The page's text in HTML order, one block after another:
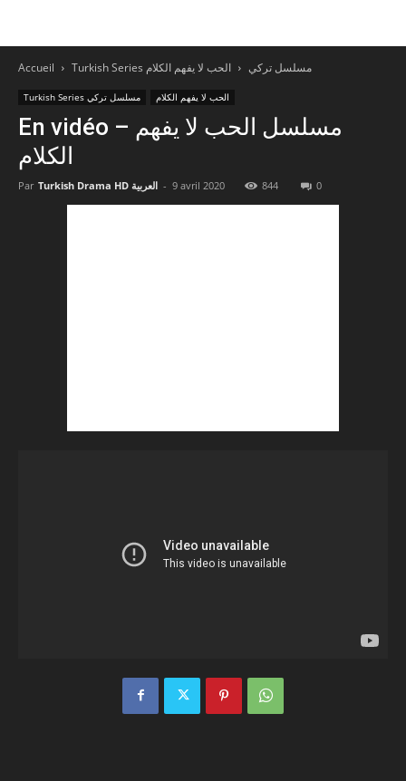
Accueil Turkish Series مسلسل تركي الحب لا يفهم الكلام
Turkish Series مسلسل تركي الحب لا يفهم الكلام
En vidéo – مسلسل الحب لا يفهم
الكلام
Par Turkish Drama HD العربية - 9 avril 2020 844 0